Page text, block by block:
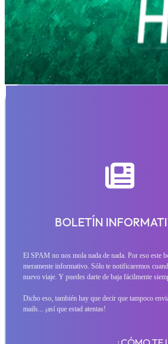
BOLETÍN
El SPAM no nos mola nada de nada. Por eso este
meramente informativo. Sólo te notificaremos
nuevo viaje. Y puedes darte de baja fácilmente
Dicho eso, también hay que decir que tampoco
mails... ¡así que estad atentas!